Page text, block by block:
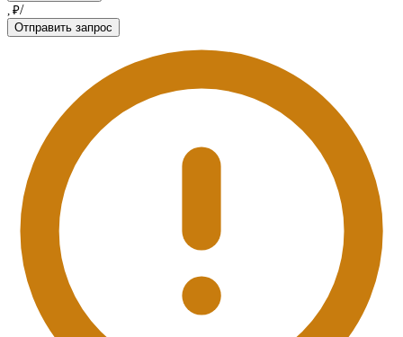
, ₽/
Отправить запрос